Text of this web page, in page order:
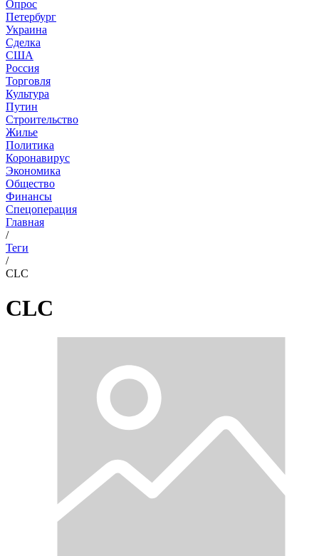
Опрос
Петербург
Украина
Сделка
США
Россия
Торговля
Культура
Путин
Строительство
Жилье
Политика
Коронавирус
Экономика
Общество
Финансы
Спецоперация
Главная
/
Теги
/
CLC
CLC